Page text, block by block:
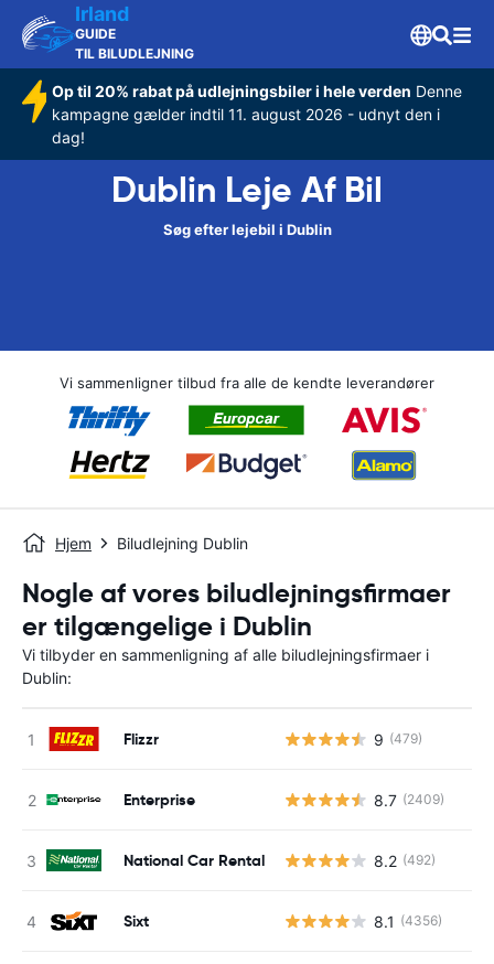
Irland
GUIDE
TIL BILUDLEJNING
Op til 20% rabat på udlejningsbiler i hele verden Denne
kampagne gælder indtil 11. august 2026 - udnyt den i
dag!
Dublin Leje Af Bil
Søg efter lejebil i Dublin
Vi sammenligner tilbud fra alle de kendte leverandører
Hjem Biludlejning Dublin
Nogle af vores biludlejningsfirmaer
er tilgængelige i Dublin
Vi tilbyder en sammenligning af alle biludlejningsfirmaer i
Dublin:
Flizzr 9 (479)
Enterprise 8.7 (2409)
National Car Rental 8.2 (492)
Sixt 8.1 (4356)